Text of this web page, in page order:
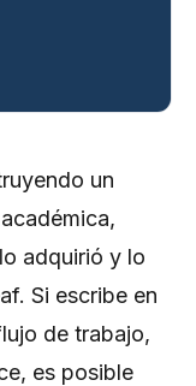
un
adquirió y lo
Si escribe en
de trabajo,
es posible